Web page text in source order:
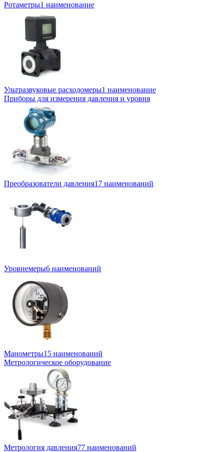
Ротаметры1 наименование
Ультразвуковые расходомеры1 наименование
Приборы для измерения давления и уровня
Преобразователи давления17 наименований
Уровнемеры6 наименований
Манометры15 наименований
Метрологическое оборудование
Метрология давления77 наименований